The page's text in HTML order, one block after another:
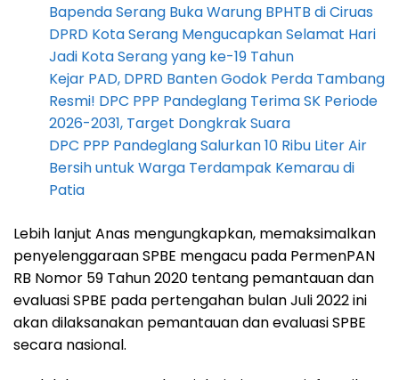
Bapenda Serang Buka Warung BPHTB di Ciruas
DPRD Kota Serang Mengucapkan Selamat Hari
Jadi Kota Serang yang ke-19 Tahun
Kejar PAD, DPRD Banten Godok Perda Tambang
Resmi! DPC PPP Pandeglang Terima SK Periode
2026-2031, Target Dongkrak Suara
DPC PPP Pandeglang Salurkan 10 Ribu Liter Air
Bersih untuk Warga Terdampak Kemarau di
Patia
Lebih lanjut Anas mengungkapkan, memaksimalkan
penyelenggaraan SPBE mengacu pada PermenPAN
RB Nomor 59 Tahun 2020 tentang pemantauan dan
evaluasi SPBE pada pertengahan bulan Juli 2022 ini
akan dilaksanakan pemantauan dan evaluasi SPBE
secara nasional.